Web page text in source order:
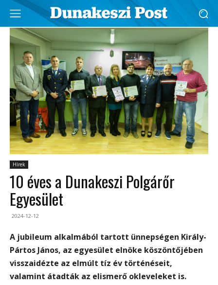
Hírek
10 éves a Dunakeszi Polgárőr
Egyesület
2024-12-12
A jubileum alkalmából tartott ünnepségen Király-
Pártos János, az egyesület elnöke köszöntőjében
visszaidézte az elmúlt tíz év történéseit,
valamint átadták az elismerő okleveleket is.